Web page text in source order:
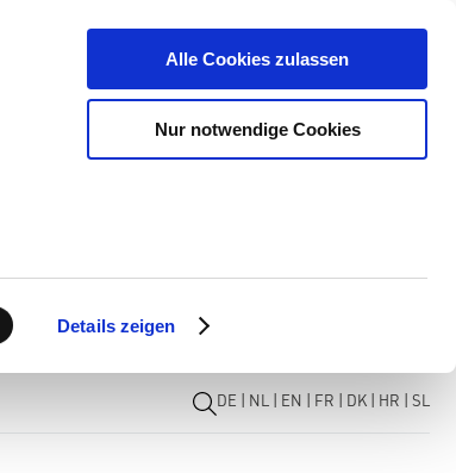
Details zeigen
Alle Cookies zulassen
Nur notwendige Cookies
DE NL EN FR DK HR SL